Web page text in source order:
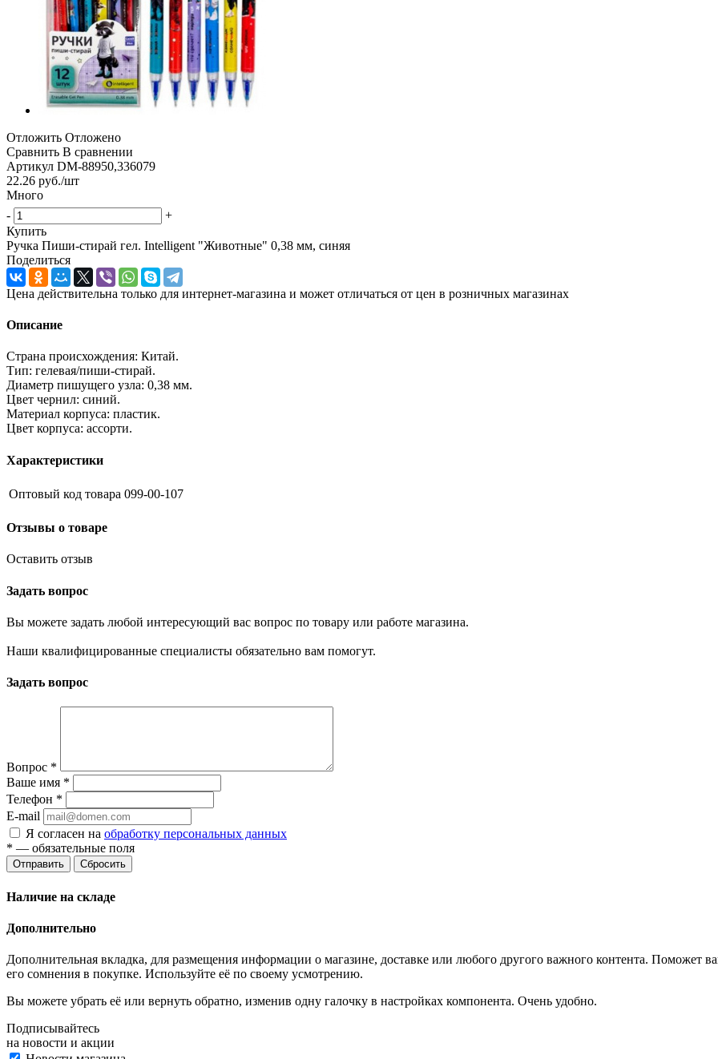
Отложить Отложено
Сравнить В сравнении
Артикул DM-88950,336079
22.26 руб./шт
Много
-
+
Купить
Ручка Пиши-стирай гел. Intelligent "Животные" 0,38 мм, синяя
Поделиться
Цена действительна только для интернет-магазина и может отличаться от цен в розничных магазинах
Описание
Страна происхождения: Китай.
Тип: гелевая/пиши-стирай.
Диаметр пишущего узла: 0,38 мм.
Цвет чернил: синий.
Материал корпуса: пластик.
Цвет корпуса: ассорти.
Характеристики
Оптовый код товара 099-00-107
Отзывы о товаре
Оставить отзыв
Задать вопрос
Вы можете задать любой интересующий вас вопрос по товару или работе магазина.
Наши квалифицированные специалисты обязательно вам помогут.
Задать вопрос
Вопрос *
Ваше имя *
Телефон *
E-mail
Я согласен на обработку персональных данных
* — обязательные поля
Отправить Сбросить
Наличие на складе
Дополнительно
Дополнительная вкладка, для размещения информации о магазине, доставке или любого другого важного контента. Поможет
его сомнения в покупке. Используйте её по своему усмотрению.
Вы можете убрать её или вернуть обратно, изменив одну галочку в настройках компонента. Очень удобно.
Подписывайтесь
на новости и акции